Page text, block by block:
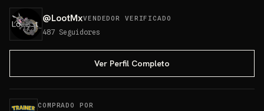
@LootMxVENDEDOR VERIFICADO
487 Seguidores
Ver Perfil Completo
COMPRADO POR